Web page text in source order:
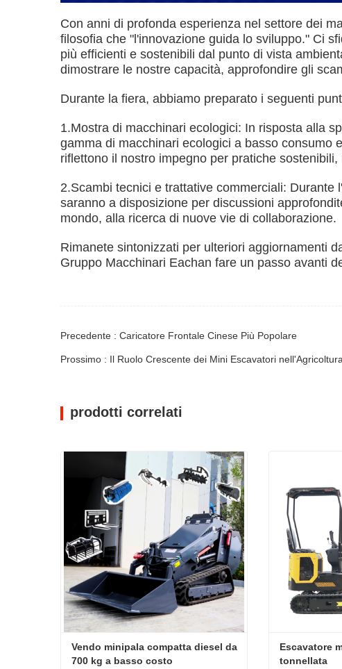
Con anni di profonda esperienza nel settore dei
filosofia che "l'innovazione guida lo sviluppo." Ci
più efficienti e sostenibili dal punto di vista
dimostrare le nostre capacità, approfondire gli
Durante la fiera, abbiamo preparato i seguenti
1.Mostra di macchinari ecologici: In risposta alla
gamma di macchinari ecologici a basso consumo
riflettono il nostro impegno per pratiche
2.Scambi tecnici e trattative commerciali:
saranno a disposizione per discussioni
mondo, alla ricerca di nuove vie di collaborazione.
Rimanete sintonizzati per ulteriori aggiornamenti
Gruppo Macchinari Eachan fare un passo avanti
Precedente : Caricatore Frontale Cinese Più Popolare
Prossimo : Il Ruolo Crescente dei Mini Escavatori
prodotti correlati
Vendo minipala compatta diesel da
700 kg a basso costo
Escavatore
tonnellata